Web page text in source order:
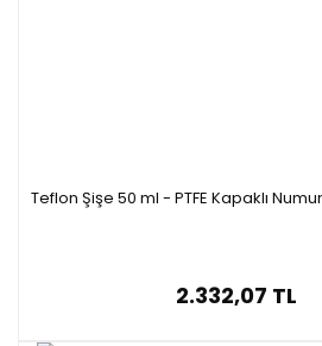
Teflon Şişe 50 ml - PTFE Kapaklı
2.332,07 TL